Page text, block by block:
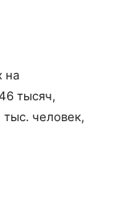
на
тысяч,
тыс. человек,